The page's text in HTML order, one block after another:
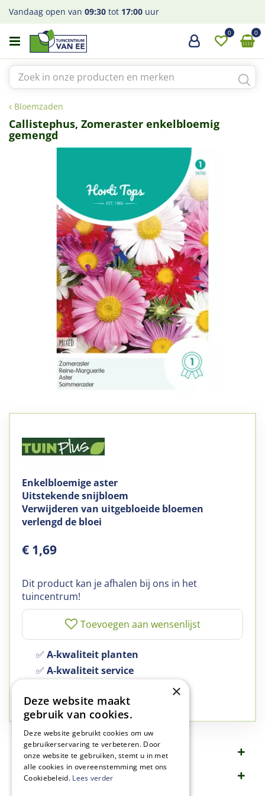
a
Bloemzaden
Vandaag open van 09:30 tot 17:00 uur
Callistephus, Zomeraster enkelbloemig
gemengd
Enkelbloemige aster
Uitstekende snijbloem
Verwijderen van uitgebloeide bloemen
verlengd de bloei
€ 1,69
Dit product kan je afhalen bij ons in het
tuincentrum!
✅ A-kwaliteit planten
✅ A-kwaliteit service
✅Groen, dat is wat we doen
Omschrijving
Specificaties
×
Deze website maakt
gebruik van cookies.
Deze website gebruikt cookies om uw
gebruikerservaring te verbeteren. Door
onze website te gebruiken, stemt u in met
alle cookies in overeenstemming met ons
Cookiebeleid. Lees verder